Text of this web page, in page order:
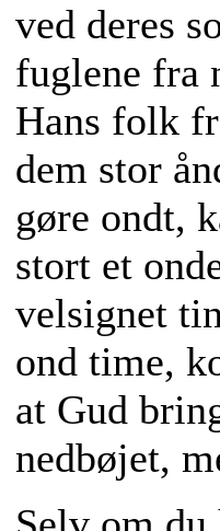
ved deres
fuglene fra
Hans folk
dem stor
gøre ondt,
stort et
velsignet
ond time,
at Gud
nedbøjet,